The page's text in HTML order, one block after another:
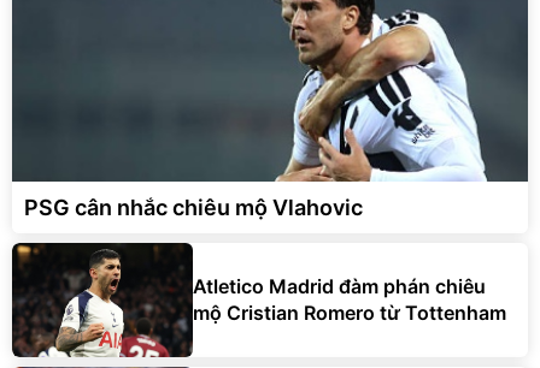
PSG cân nhắc chiêu mộ Vlahovic
Atletico Madrid đàm phán chiêu
mộ Cristian Romero từ Tottenham